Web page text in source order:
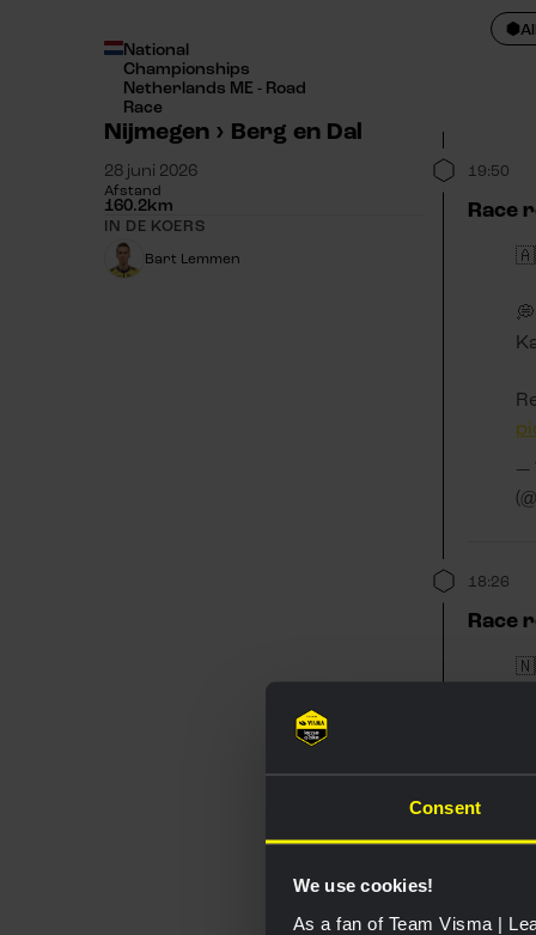
Consent
We use cookies!
As a fan of Team Visma |
National
Championships
Netherlands ME - Road
Race
Nijmegen › Berg en Dal
28 juni 2026
Afstand
160.2km
IN DE KOERS
Bart Lemmen
19:50
Race
—
18:26
Race